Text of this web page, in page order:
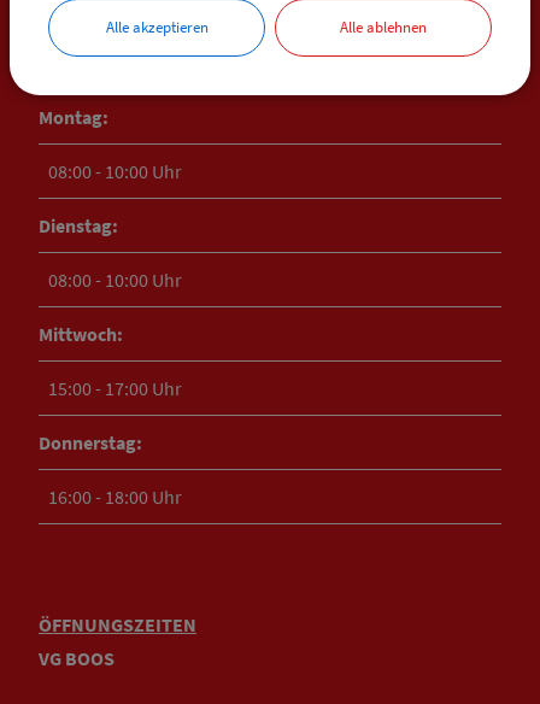
ÖFFNUNGSZEITEN
RATHAUS HEIMERTINGEN
Montag:
08:00 - 10:00 Uhr
Dienstag:
08:00 - 10:00 Uhr
Mittwoch:
15:00 - 17:00 Uhr
Donnerstag:
16:00 - 18:00 Uhr
ÖFFNUNGSZEITEN
VG BOOS
Alle akzeptieren Alle ablehnen